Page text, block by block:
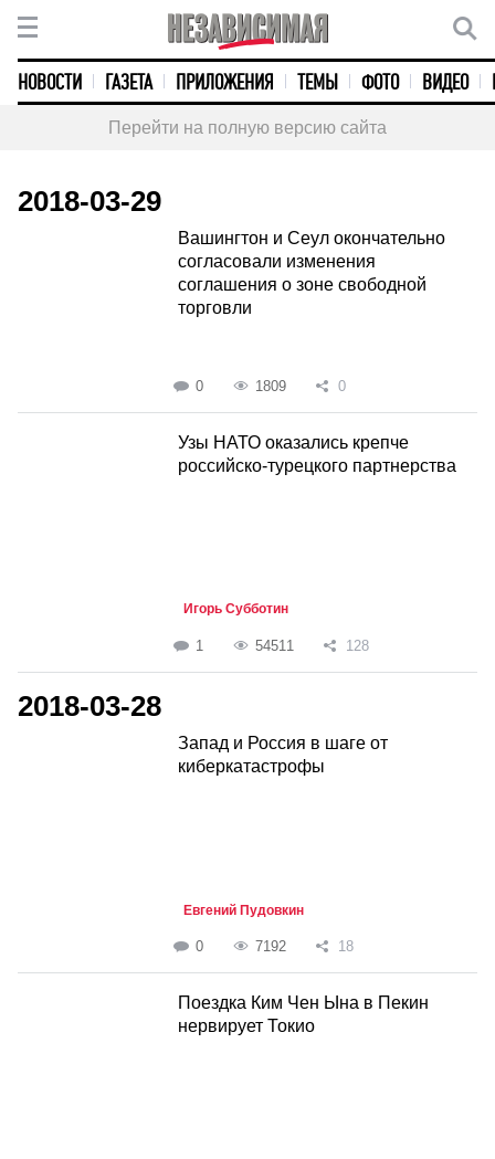
НОВОСТИ ГАЗЕТА ПРИЛОЖЕНИЯ ТЕМЫ ФОТО ВИДЕО
Перейти на полную версию сайта
2018-03-29
Вашингтон и Сеул окончательно
согласовали изменения
соглашения о зоне свободной
торговли
0 1809 0
Узы НАТО оказались крепче
российско-турецкого партнерства
Игорь Субботин
1 54511 128
2018-03-28
Запад и Россия в шаге от
киберкатастрофы
Евгений Пудовкин
0 7192 18
Поездка Ким Чен Ына в Пекин
нервирует Токио